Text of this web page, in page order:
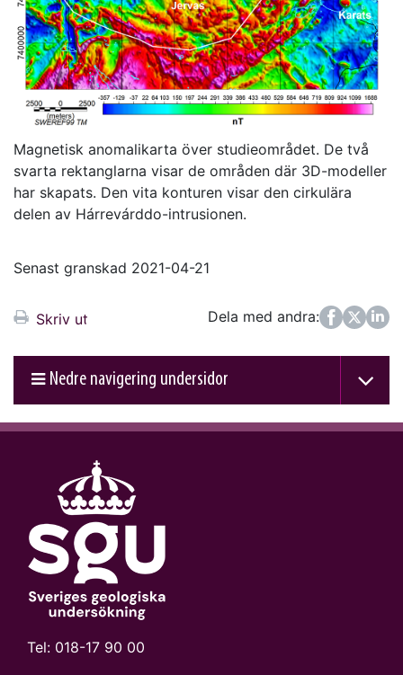
Magnetisk anomalikarta över studieområdet. De två
svarta rektanglarna visar de områden där 3D-modeller
har skapats. Den vita konturen visar den cirkulära
delen av Hárrevárddo-intrusionen.
Senast granskad 2021-04-21
Skriv ut Dela med andra:
FacebookTwitter
LinkedIn
Nedre navigering undersidor
Tel: 018-17 90 00